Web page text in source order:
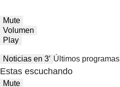
Mute
Volumen
Play
Noticias en 3′ Últimos programas
Estas escuchando
Mute